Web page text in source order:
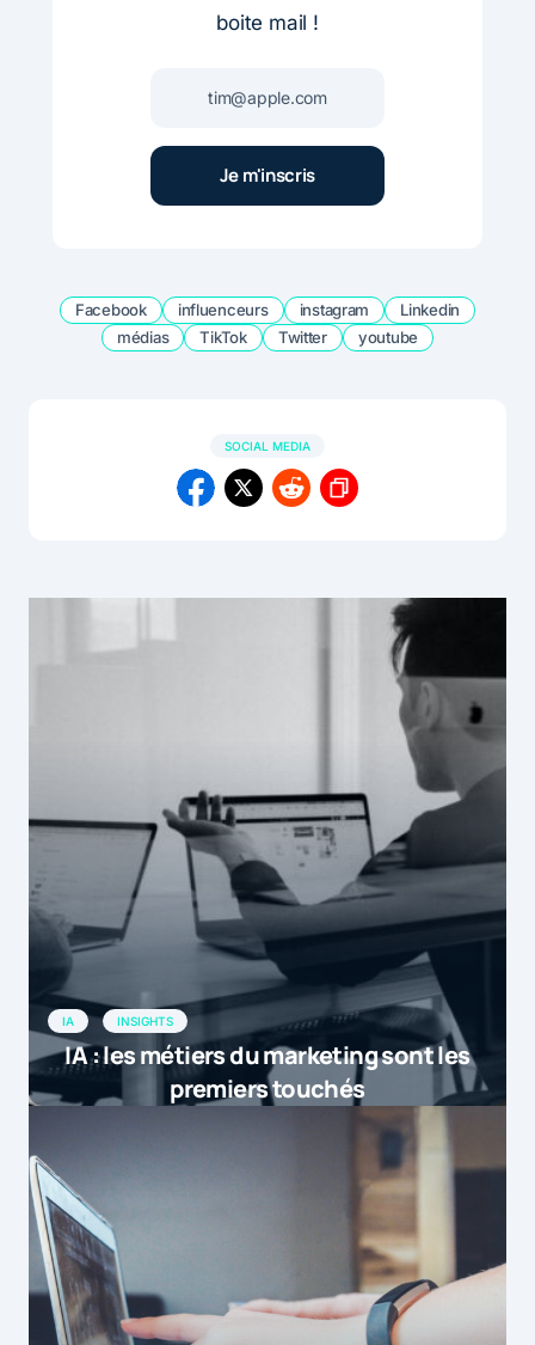
boite mail !
Facebook influenceurs instagram
Linkedin
médias
TikTok Twitter youtube
SOCIAL MEDIA
IA INSIGHTS
IA : les métiers du marketing sont les
premiers touchés